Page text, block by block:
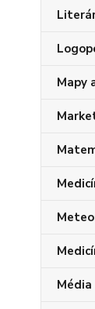
Mapy
Média